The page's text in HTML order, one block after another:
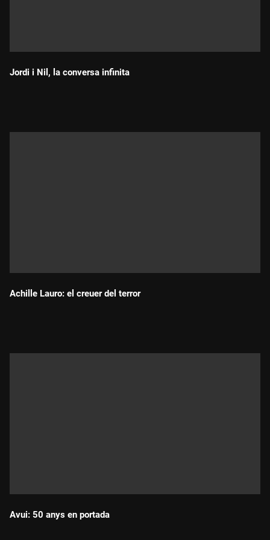
Jordi i Nil, la conversa infinita
Achille Lauro: el creuer del terror
Avui: 50 anys en portada